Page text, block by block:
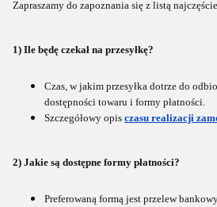
Zapraszamy do zapoznania się z listą
1) Ile będę czekał na przesyłkę?
Czas, w jakim przesyłka dotrze do
dostępności towaru i formy płatności.
Szczegółowy opis czasu realizacji
2) Jakie są dostępne formy płatności?
Preferowaną formą jest przelew